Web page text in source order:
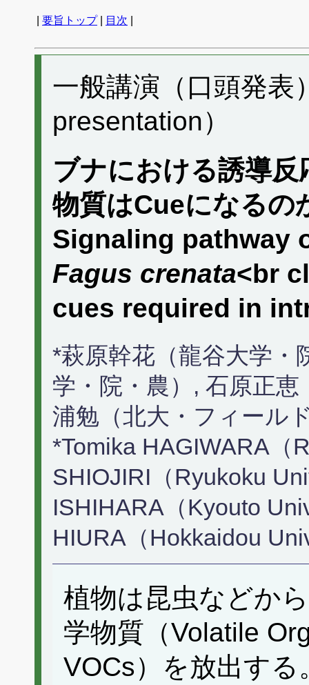
要旨トップ| 目次
一般講演（口頭発
presentation）
ブナにおける誘導
物質はCueになるの
Signaling pathway
Fagus crenata<br
cues required in
*萩原幹花（龍谷大学・
学・院・農）, 石原正
浦勉（北大・フィール
*Tomika HAGIWARA（
SHIOJIRI（Ryukoku
ISHIHARA（Kyouto
HIURA（Hokkaidou
植物は昆虫などか
学物質（Volatile
VOCs）を放出す